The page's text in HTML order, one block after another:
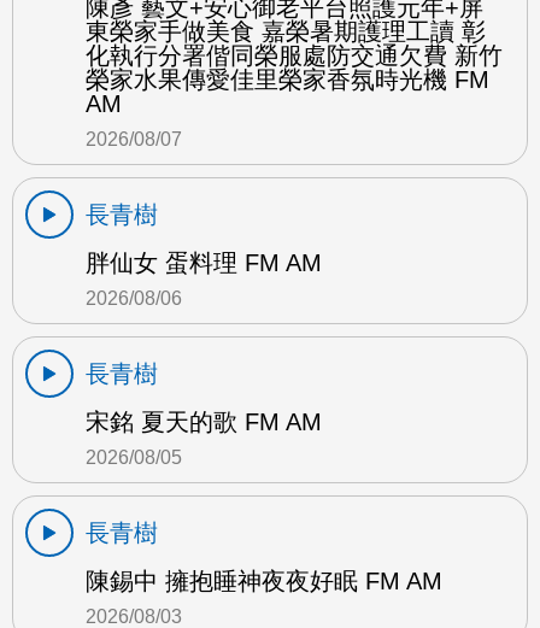
陳彥 藝文+安心御老平台照護元年+屏
東榮家手做美食 嘉榮暑期護理工讀 彰
化執行分署偕同榮服處防交通欠費 新竹
榮家水果傳愛佳里榮家香氛時光機 FM
AM
2026/08/07
長青樹
胖仙女 蛋料理 FM AM
2026/08/06
長青樹
宋銘 夏天的歌 FM AM
2026/08/05
長青樹
陳錫中 擁抱睡神夜夜好眠 FM AM
2026/08/03